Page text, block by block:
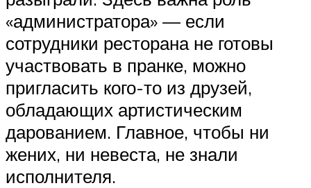
«администратора» — если
сотрудники ресторана не готовы
участвовать в пранке, можно
пригласить кого-то из друзей,
обладающих артистическим
дарованием. Главное, чтобы ни
жених, ни невеста, не знали
исполнителя.